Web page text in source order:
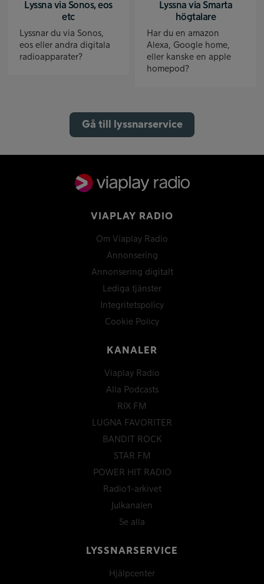
Lyssna via Sonos, eos
etc
Lyssnar du via Sonos,
eos eller andra digitala
radioapparater?
Lyssna via Smarta
högtalare
Har du en amazon
Alexa, Google home,
eller kanske en apple
homepod?
Gå till lyssnarservice
VIAPLAY RADIO
Om Viaplay Radio
Annonsering
Annonsering digitalt
Lediga tjänster
Integritetspolicy
Cookie Policy
KANALER
Viaplay Radio
Alla Podcasts
RIX FM
LUGNA FAVORITER
BANDIT ROCK
STAR FM
POWER HIT RADIO
Radio1-arkivet
Julkanalen
Se alla
LYSSNARSERVICE
Hjälpcenter